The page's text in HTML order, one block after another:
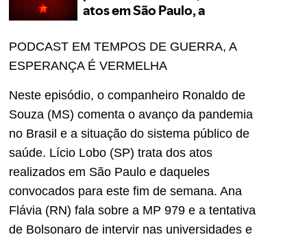
PODCAST EM TEMPOS DE GUERRA, A
ESPERANÇA É VERMELHA
Neste episódio, o companheiro Ronaldo de
Souza (MS) comenta o avanço da pandemia
no Brasil e a situação do sistema público de
saúde. Lício Lobo (SP) trata dos atos
realizados em São Paulo e daqueles
convocados para este fim de semana. Ana
Flávia (RN) fala sobre a MP 979 e a tentativa
de Bolsonaro de intervir nas universidades e